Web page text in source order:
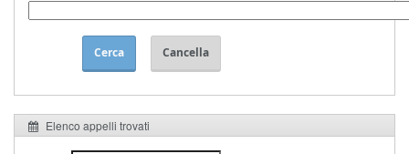
Cerca Cancella
Elenco appelli trovati